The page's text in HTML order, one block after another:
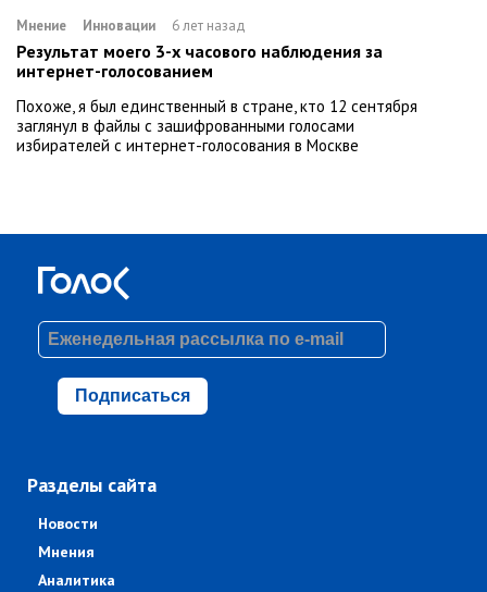
Мнение Инновации 6 лет назад
Результат моего 3-х часового наблюдения за
интернет-голосованием
Похоже, я был единственный в стране, кто 12 сентября
заглянул в файлы с зашифрованными голосами
избирателей с интернет-голосования в Москве
Подписаться
Разделы сайта
Новости
Мнения
Аналитика